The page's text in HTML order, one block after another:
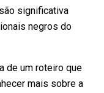
significativa
negros do
de um roteiro que
mais sobre a